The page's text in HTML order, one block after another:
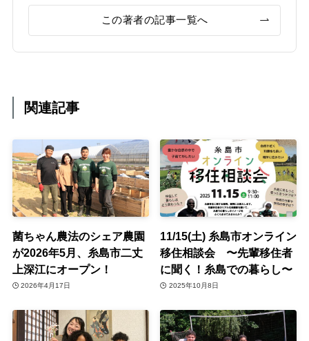
この著者の記事一覧へ
関連記事
菌ちゃん農法のシェア農園
が2026年5月、糸島市二丈
上深江にオープン！
2026年4月17日
11/15(土) 糸島市オンライン
移住相談会 〜先輩移住者
に聞く！糸島での暮らし〜
2025年10月8日